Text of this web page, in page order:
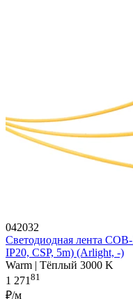
042032
Светодиодная лента
IP20, CSP, 5m) (Arlight, -)
Warm | Тёплый 3000 K
1 271 81
₽/м